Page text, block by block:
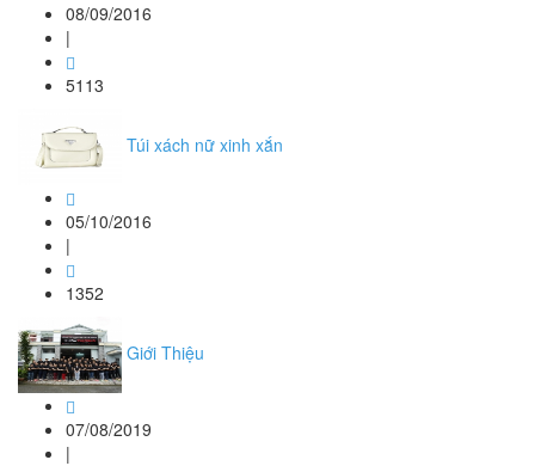
08/09/2016
|
5113
Túi xách nữ xinh xắn
05/10/2016
|
1352
Giới Thiệu
07/08/2019
|